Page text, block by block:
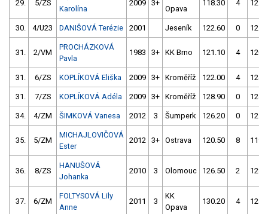
29. 5/ZS
Karolína
2009 3+
Opava
118.30 4
30. 4/U23 DANIŠOVÁ Terézie 2001 Jeseník 122.60 0
31. 2/VM
PROCHÁZKOVÁ
Pavla
1983 3+ KK Brno 121.10 4
31. 6/ZS KOPLÍKOVÁ Eliška 2009 3+ Kroměříž 122.00 4
31. 7/ZS KOPLÍKOVÁ Adéla 2009 3+ Kroměříž 128.90 0
34. 4/ZM ŠIMKOVÁ Vanesa 2012 3 Šumperk 126.20 0
35. 5/ZM
MICHAJLOVIČOVÁ
Ester
2012 3+ Ostrava 120.50 8
36. 8/ZS
HANUŠOVÁ
Johanka
2010 3 Olomouc 126.50 2
37. 6/ZM
FOLTYSOVÁ Lily
Anne
2011 3
KK
Opava
130.20 4